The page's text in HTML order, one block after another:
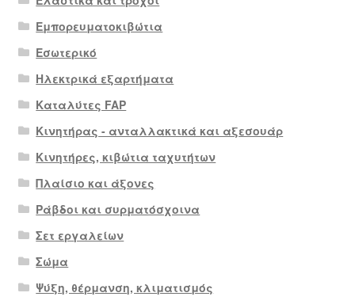
Εμπορευματοκιβώτια
Εσωτερικό
Ηλεκτρικά εξαρτήματα
Καταλύτες FAP
Κινητήρας - ανταλλακτικά και αξεσουάρ
Κινητήρες, κιβώτια ταχυτήτων
Πλαίσιο και άξονες
Ράβδοι και συρματόσχοινα
Σετ εργαλείων
Σώμα
Ψύξη, θέρμανση, κλιματισμός